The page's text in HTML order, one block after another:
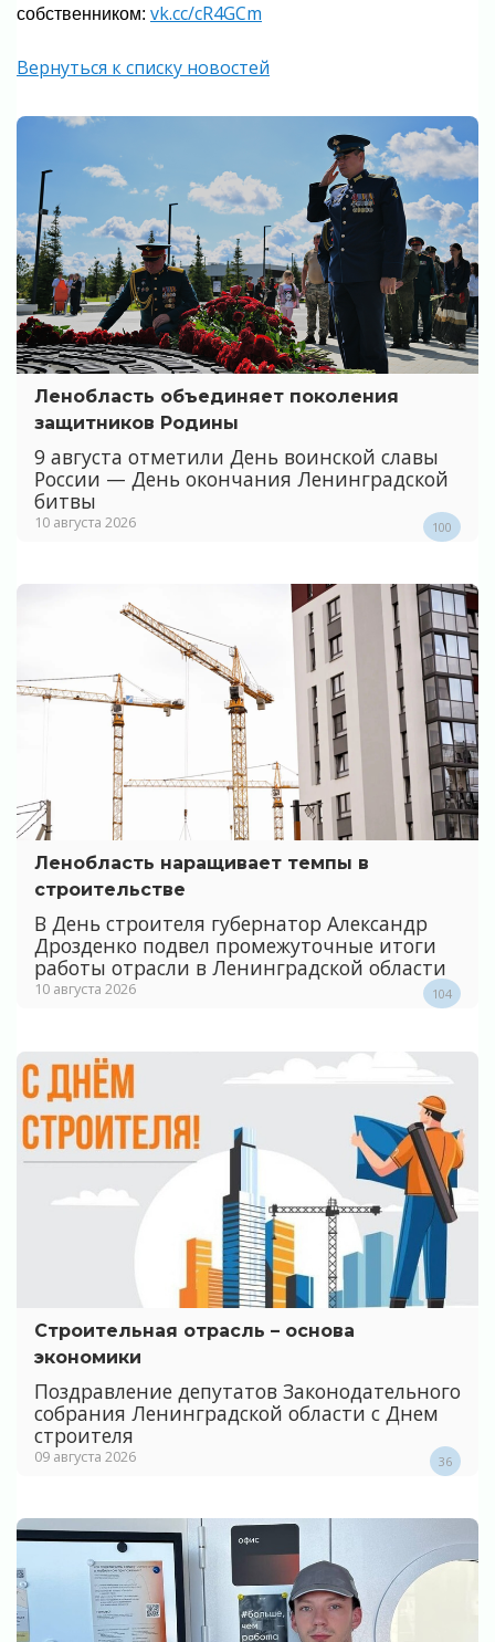
собственником: vk.cc/cR4GCm
Вернуться к списку новостей
Ленобласть объединяет поколения
защитников Родины
9 августа отметили День воинской славы
России — День окончания Ленинградской
битвы
10 августа 2026 100
Ленобласть наращивает темпы в
строительстве
В День строителя губернатор Александр
Дрозденко подвел промежуточные итоги
работы отрасли в Ленинградской области
10 августа 2026 104
Строительная отрасль – основа
экономики
Поздравление депутатов Законодательного
собрания Ленинградской области с Днем
строителя
09 августа 2026 36